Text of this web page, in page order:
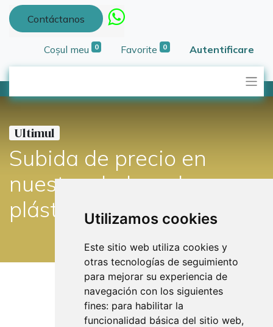
Utilizamos cookies
Este sitio web utiliza cookies y
otras tecnologías de seguimiento
para mejorar su experiencia de
navegación con los siguientes
fines: para habilitar la
funcionalidad básica del sitio web,
Contáctanos
Coșul meu 0 Favorite 0 Autentificare
Ultimul
Subida de precio en
nuestras bolsas de
plástico
Blogs:
Tot